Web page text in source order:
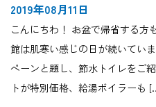
2019年08月11日
こんにちわ！ お盆で帰省する方
館は肌寒い感じの日が続いてい
ペーンと題し、節水トイレをご
トが特別価格、給湯ボイラーも